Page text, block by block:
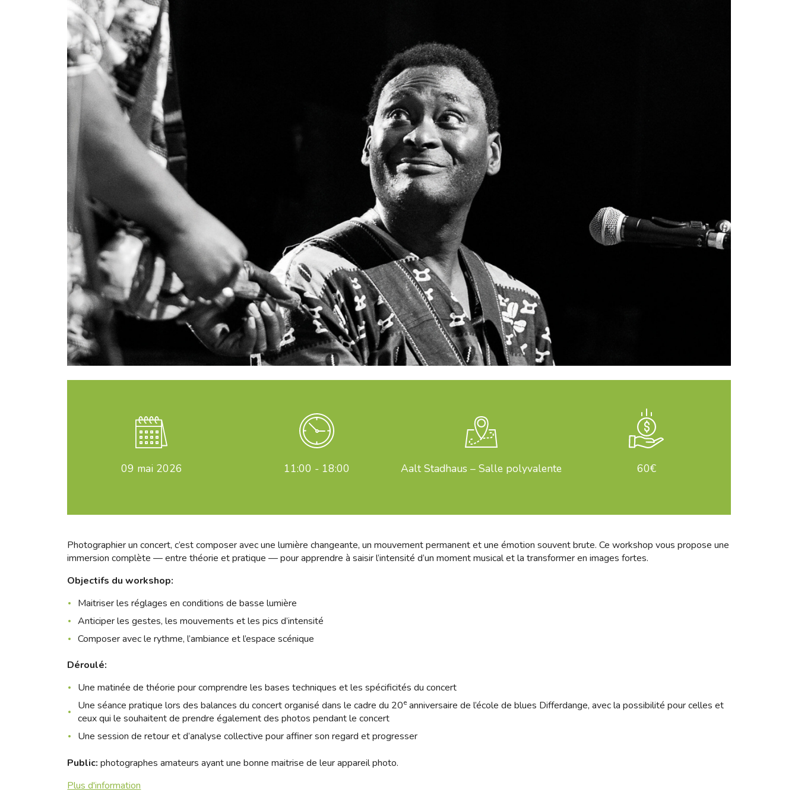
09 mai 2026 11:00 - 18:00 Aalt Stadhaus – Salle polyvalente 60€
Photographier un concert, c’est composer avec une lumière changeante, un mouvement permanent et une émotion souvent brute. Ce workshop vous propose une
immersion complète — entre théorie et pratique — pour apprendre à saisir l’intensité d’un moment musical et la transformer en images fortes.
Objectifs du workshop:
Maitriser les réglages en conditions de basse lumière
Anticiper les gestes, les mouvements et les pics d’intensité
Composer avec le rythme, l’ambiance et l’espace scénique
Déroulé:
Une matinée de théorie pour comprendre les bases techniques et les spécificités du concert
Une séance pratique lors des balances du concert organisé dans le cadre du 20e anniversaire de l’école de blues Differdange, avec la possibilité pour celles et
ceux qui le souhaitent de prendre également des photos pendant le concert
Une session de retour et d’analyse collective pour affiner son regard et progresser
Public:photographes amateurs ayant une bonne maitrise de leur appareil photo.
Plus d'information